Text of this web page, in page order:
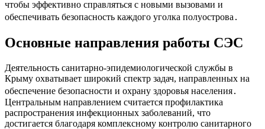
чтобы эффективно справляться с новыми вызовами и
обеспечивать безопасность каждого уголка полуострова․
Основные направления работы СЭС
Деятельность санитарно-эпидемиологической службы в
Крыму охватывает широкий спектр задач, направленных на
обеспечение безопасности и охрану здоровья населения․
Центральным направлением считается профилактика
распространения инфекционных заболеваний, что
достигается благодаря комплексному контролю санитарного